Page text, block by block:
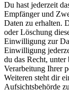
Du hast jederzeit
Empfänger und
Daten zu erhalten.
oder Löschung
Einwilligung zur
Einwilligung
du das Recht,
Verarbeitung Ihrer
Weiteren steht dir
Aufsichtsbehörde